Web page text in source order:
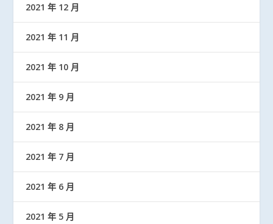
2021 年 12 月
2021 年 11 月
2021 年 10 月
2021 年 9 月
2021 年 8 月
2021 年 7 月
2021 年 6 月
2021 年 5 月